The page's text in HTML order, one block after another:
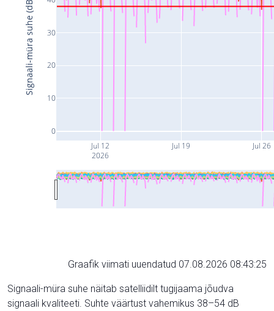
Jul 12
2026
Jul 19 Jul 26
0
10
20
30
Signaali-müra suhe (dB)
Graafik viimati uuendatud 07.08.2026 08:43:25
Signaali-müra suhe näitab satelliidilt tugijaama jõudva
signaali kvaliteeti. Suhte väärtust vahemikus 38–54 dB